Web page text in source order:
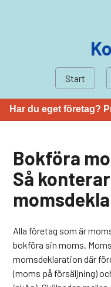
Start
Har du eget företag?
Bokföra
Så
Alla företag som är
bokföra sin moms.
momsdeklaration där
(moms på försäljning)